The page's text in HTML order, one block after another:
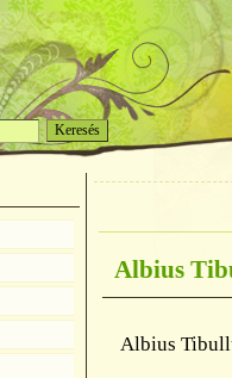
Albius
Albius